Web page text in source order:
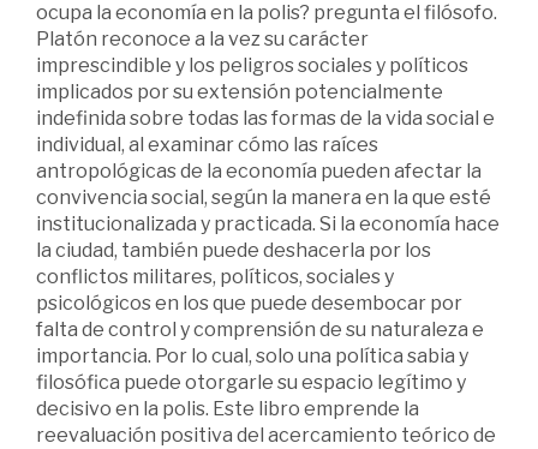
ocupa la economía en la polis? pregunta el filósofo.
Platón reconoce a la vez su carácter
imprescindible y los peligros sociales y políticos
implicados por su extensión potencialmente
indefinida sobre todas las formas de la vida social e
individual, al examinar cómo las raíces
antropológicas de la economía pueden afectar la
convivencia social, según la manera en la que esté
institucionalizada y practicada. Si la economía hace
la ciudad, también puede deshacerla por los
conflictos militares, políticos, sociales y
psicológicos en los que puede desembocar por
falta de control y comprensión de su naturaleza e
importancia. Por lo cual, solo una política sabia y
filosófica puede otorgarle su espacio legítimo y
decisivo en la polis. Este libro emprende la
reevaluación positiva del acercamiento teórico de